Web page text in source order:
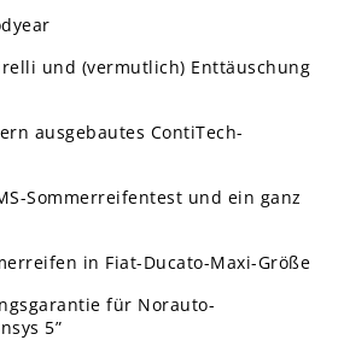
und (vermutlich) Enttäuschung
ausgebautes ContiTech-
Sommerreifentest und ein ganz
in Fiat-Ducato-Maxi-Größe
für Norauto-
5”